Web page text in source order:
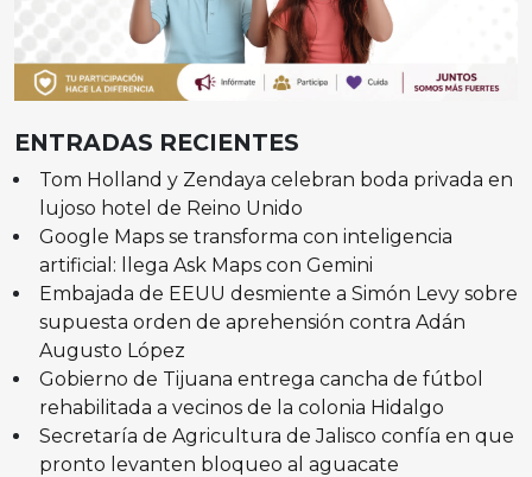
ENTRADAS RECIENTES
Tom Holland y Zendaya celebran boda privada en
lujoso hotel de Reino Unido
Google Maps se transforma con inteligencia
artificial: llega Ask Maps con Gemini
Embajada de EEUU desmiente a Simón Levy sobre
supuesta orden de aprehensión contra Adán
Augusto López
Gobierno de Tijuana entrega cancha de fútbol
rehabilitada a vecinos de la colonia Hidalgo
Secretaría de Agricultura de Jalisco confía en que
pronto levanten bloqueo al aguacate